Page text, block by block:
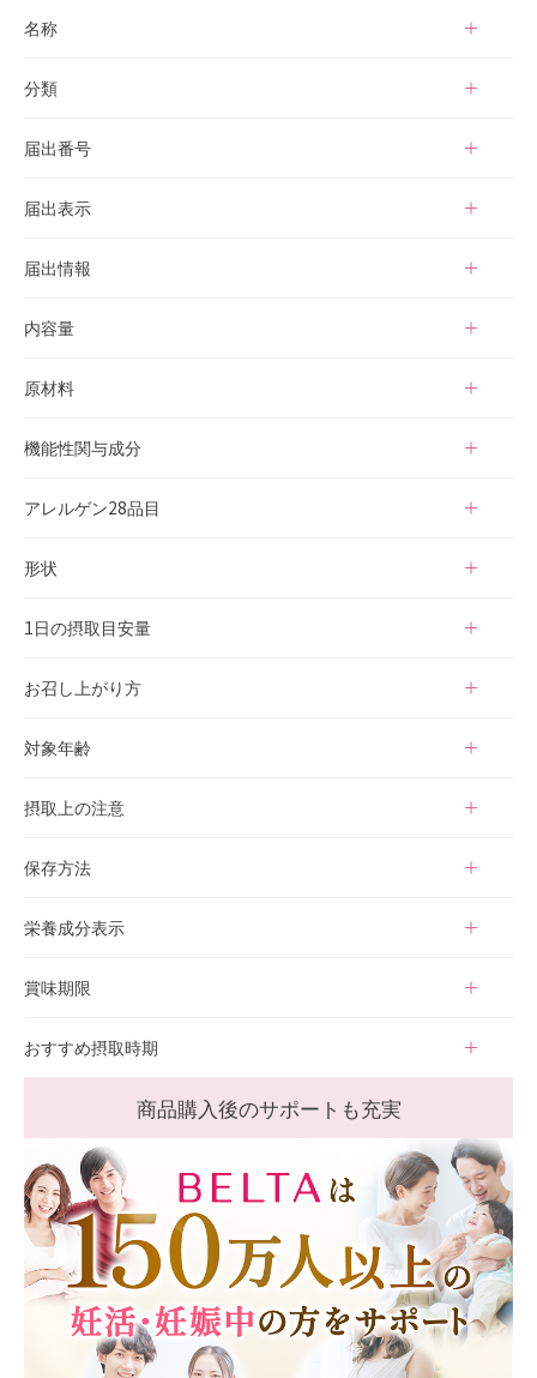
名称
分類
届出番号
届出表示
C-14(Lactobacillus reuteri)、ビフィズス菌BB-12™
（B.lacti
境を良好にし、膣内の調子を整える機能が報告されています。ビ
内環境を改善し、便通を改善する機能があることが報告されてい
※ BB-12はクリスチャン・ハンセン社の登録商標です
届出情報
を表示する ものとして、消費者庁長官に届出されたものです。
を受けたものではありません。
ただけます。届出番号欄に「J704」と入力して検索してくださ
内容量
原材料
ク製造)、ビフィズス菌混合末(マルトデキストリン、ビフィズス
アリン酸カルシウム、ラクトフェリン(乳由来)
機能性関与成分
乳酸菌RC-14(Lactobacillus reuteri)5億個
※ BB-12はクリスチャン・ハンセン社の登録商標です
アレルゲン28品目
形状
1日の摂取目安量
お召し上がり方
対象年齢
摂取上の注意
ません。
画している者を含む。) 及び授乳婦を対象に開発された食品では
・体調に異変を感じた際は、速やかに摂取を中止し、医師にご相
・疾病に罹患している場合は医師に、医薬品を服用している場合
・本品は、多量摂取により疾病が治癒したり、より健康が増進す
るものではありません。1日の摂取目安量を守ってください。
・食生活は、主食、主菜、副菜を基本に、食事のバランスを。
保存方法
・開封後はしっかりチャックを閉めてください。
・賞味期限の過ぎた製品はお召し上がりにならないでください。
栄養成分表示
0.49g、食塩相当量 0.0046g ※1日の摂取目安（2粒）あたり
賞味期限
開封後は30日間を目処にお召し上がりください。
おすすめ摂取時期
商品購入後のサポートも充実